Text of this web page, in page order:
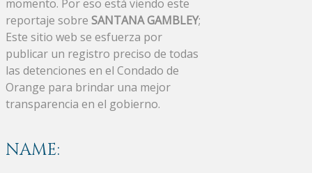
momento. Por eso está viendo este
reportaje sobre SANTANA GAMBLEY;
Este sitio web se esfuerza por
publicar un registro preciso de todas
las detenciones en el Condado de
Orange para brindar una mejor
transparencia en el gobierno.
NAME: